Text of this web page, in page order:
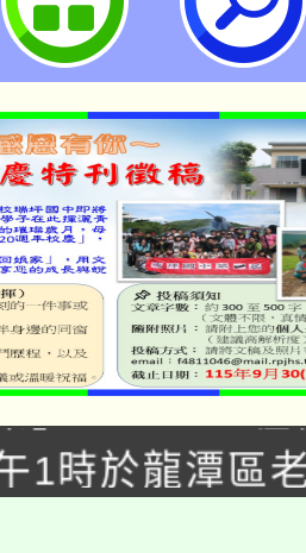
」8/29、30在
場!
1時於龍潭區